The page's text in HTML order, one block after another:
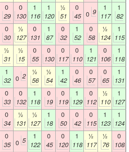
0
29
0
130
1
116
1
120
½
51
0
45 0 9
1
117
1
82
0
30
½
127
0
131
1
87
0
32
1
52
0
58
½
124
1
115
½
31
½
15
0
55
0
130
0
117
0
110
1
121
0
106
1
118
1
32 0 2
½
56
½
54
1
42
0
46
0
57
0
65
1
131
0
33
0
132
1
118
0
19
0
119
1
129
0
112
½
110
1
127
0
34
½
131
½
127
1
18
0
50
0
42
0
115
1
123
1
124
0
35 0 5
1
122
0
45
0
120
1
118
½
117
½
76
0
108